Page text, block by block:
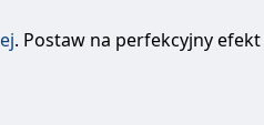
. Postaw na perfekcyjny